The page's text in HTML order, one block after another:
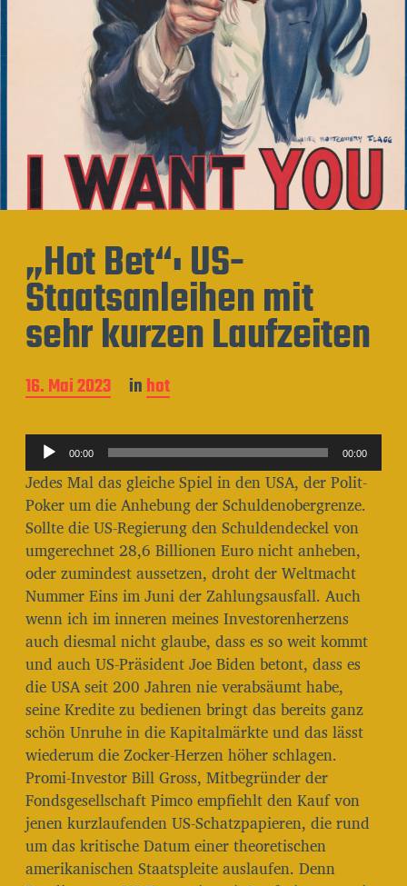
„Hot Bet“: US-
Staatsanleihen mit
sehr kurzen Laufzeiten
B
e
t
a
g
s
d
a
t
u
m
16. Mai 2023 inhot
u
d
i
o
-
P
l
a
y
e
r
00:00 00:00
Jedes Mal das gleiche Spiel in den USA, der Polit-
Poker um die Anhebung der Schuldenobergrenze.
Sollte die US-Regierung den Schuldendeckel von
umgerechnet 28,6 Billionen Euro nicht anheben,
oder zumindest aussetzen, droht der Weltmacht
Nummer Eins im Juni der Zahlungsausfall. Auch
wenn ich im inneren meines Investorenherzens
auch diesmal nicht glaube, dass es so weit kommt
und auch US-Präsident Joe Biden betont, dass es
die USA seit 200 Jahren nie verabsäumt habe,
seine Kredite zu bedienen bringt das bereits ganz
schön Unruhe in die Kapitalmärkte und das lässt
wiederum die Zocker-Herzen höher schlagen.
Promi-Investor Bill Gross, Mitbegründer der
Fondsgesellschaft Pimco empfiehlt den Kauf von
jenen kurzlaufenden US-Schatzpapieren, die rund
um das kritische Datum einer theoretischen
amerikanischen Staatspleite auslaufen. Denn